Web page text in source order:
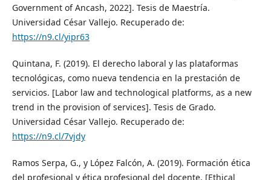
Government of Ancash, 2022]. Tesis de Maestría.
Universidad César Vallejo. Recuperado de:
https://n9.cl/yipr63
Quintana, F. (2019). El derecho laboral y las plataformas
tecnológicas, como nueva tendencia en la prestación de
servicios. [Labor law and technological platforms, as a new
trend in the provision of services]. Tesis de Grado.
Universidad César Vallejo. Recuperado de:
https://n9.cl/7vjdy
Ramos Serpa, G., y López Falcón, A. (2019). Formación ética
del profesional y ética profesional del docente. [Ethical